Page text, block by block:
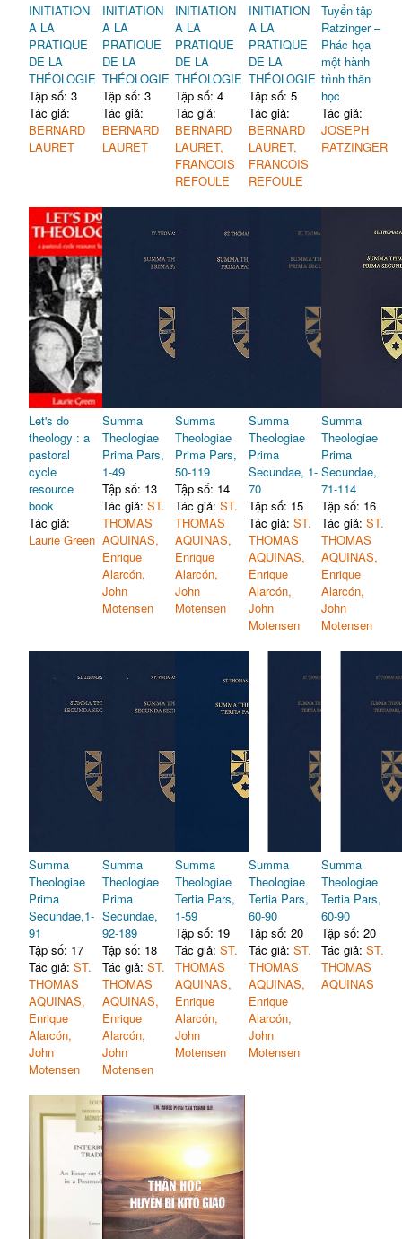
INITIATION
A LA
PRATIQUE
DE LA
THÉOLOGIE
Tập số: 3
Tác giả:
BERNARD
LAURET
INITIATION
A LA
PRATIQUE
DE LA
THÉOLOGIE
Tập số: 3
Tác giả:
BERNARD
LAURET
INITIATION
A LA
PRATIQUE
DE LA
THÉOLOGIE
Tập số: 4
Tác giả:
BERNARD
LAURET,
FRANCOIS
REFOULE
INITIATION
A LA
PRATIQUE
DE LA
THÉOLOGIE
Tập số: 5
Tác giả:
BERNARD
LAURET,
FRANCOIS
REFOULE
Tuyển tập
Ratzinger –
Phác họa
một hành
trình thần
học
Tác giả:
JOSEPH
RATZINGER
Let's do
theology : a
pastoral
cycle
resource
book
Tác giả:
Laurie Green
Summa
Theologiae
Prima Pars,
1-49
Tập số: 13
Tác giả: ST.
THOMAS
AQUINAS,
Enrique
Alarcón,
John
Motensen
Summa
Theologiae
Prima Pars,
50-119
Tập số: 14
Tác giả:ST.
THOMAS
AQUINAS,
Enrique
Alarcón,
John
Motensen
Summa
Theologiae
Prima
Secundae, 1-
70
Tập số: 15
Tác giả: ST.
THOMAS
AQUINAS,
Enrique
Alarcón,
John
Motensen
Summa
Theologiae
Prima
Secundae,
71-114
Tập số: 16
Tác giả:ST.
THOMAS
AQUINAS,
Enrique
Alarcón,
John
Motensen
Summa
Theologiae
Prima
Secundae,1-
91
Tập số: 17
Tác giả:ST.
THOMAS
AQUINAS,
Enrique
Alarcón,
John
Motensen
Summa
Theologiae
Prima
Secundae,
92-189
Tập số: 18
Tác giả: ST.
THOMAS
AQUINAS,
Enrique
Alarcón,
John
Motensen
Summa
Theologiae
Tertia Pars,
1-59
Tập số: 19
Tác giả:ST.
THOMAS
AQUINAS,
Enrique
Alarcón,
John
Motensen
Summa
Theologiae
Tertia Pars,
60-90
Tập số: 20
Tác giả: ST.
THOMAS
AQUINAS,
Enrique
Alarcón,
John
Motensen
Summa
Theologiae
Tertia Pars,
60-90
Tập số: 20
Tác giả:ST.
THOMAS
AQUINAS